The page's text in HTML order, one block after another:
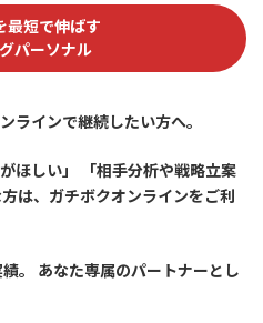
最短で伸ばす
パーソナル
ラインで継続したい方へ。
ほしい」 「相手分析や戦略立案
は、ガチボクオンラインをご利
。 あなた専属のパートナーとし